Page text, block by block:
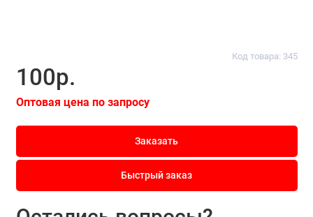
Код товара: 345
100р.
Оптовая цена по запросу
Заказать
Быстрый заказ